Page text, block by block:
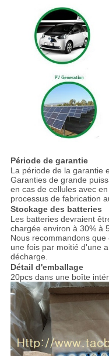
Période de garantie
La période de la garantie
Garanties de grande
en cas de cellules avec
processus de fabrication
Stockage des batteries
Les batteries devraient
chargée environ à 30% à
Nous recommandons
une fois par moitié d'une
décharge.
Détail d'emballage
20pcs dans une boîte